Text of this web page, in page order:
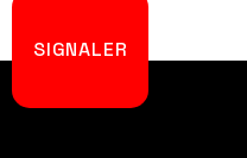
SIGNALER